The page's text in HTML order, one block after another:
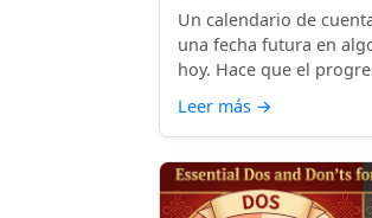
Un calendario de
una fecha futura en
hoy. Hace que el
Leer más →